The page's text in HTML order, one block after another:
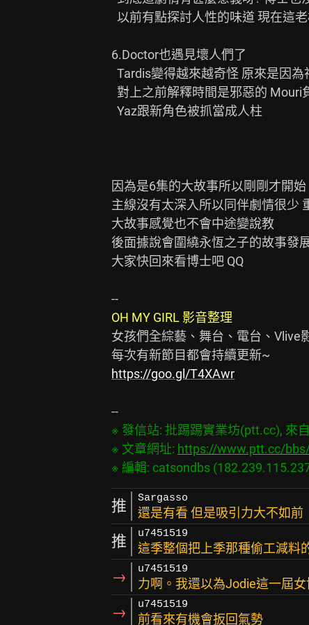
6.Doctor也遇見壞人們了
因為是6集的大故事所以剛剛才開始
主線沒有太深入所以同伴劇情很少
大故事感覺也不會中途變說教
後面據說會圍繞永恆之子的故事發
大家快回來看博士吧 QQ
OH MY GIRL 影音整理
女孩們全綜藝、舞台、電台、Vlive
https://goo.gl/T4XAwr
※ 發信站: 批踢踢實業坊(ptt.cc), 來
※ 文章網址: https://www.ptt.cc/
推 Sargasso
還是有看 但是吸引力大不如前
推 u7451519
這季整個把上季那種偷工減料
→ u7451519
力啊。我還以為Jodie這一屆
→ u7451519
前看來有機會扳回氣勢